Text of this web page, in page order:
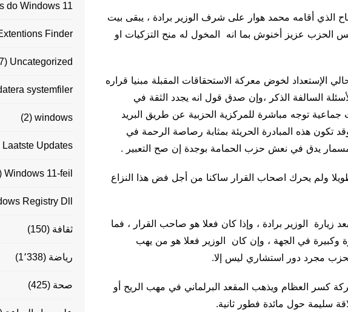
الذي أقامه محمد هوار على شرف الوزير برادة ، يبقى بيت
الحزب عزيز أخنوش بما انه المخول له منح التزكيات او
الإستعداد لخوض معركة الاستحقاقات المقبلة مبنيا قراره
السالفة الذكر ،وإن صدق قول انه يجدد الثقة في
جماعية توجه مباشرة للمركزية الحزبية عن طريق البريد
هذه المبادرة الحريئة بمثابة رصاصة الرحمة في
مسمار يدق في نعش حزب الحمامة بوجدة إن صح التعبير .
ولم يحرك اصحاب القرار ساكنا من أجل فض هذا النزاع
الوزير برادة ، وإذا كان فعلا هو صاحب القرار ، فما
في الجهة ، وإن كان الوزير فعلا هو من يهب
مجرد دور استشاري ليس إلا.
كسر العظام ويذهب المقعد البرلماني في مهب الريح أو
سليمة حول مائدة فطور ثانية.
do Windows 11
Finder
Uncategorized
(47)
systemfiler
windows
(2)
Updates
Windows 11-feil
Registry Dll
ثقافة (150)
رياضة (1٬338)
صحة (425)